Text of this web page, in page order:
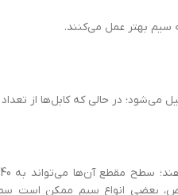
سیم بهتر عمل می‌کنند.
در حالی‌ که کابل‌ها از
بعضی انواع سیم ممکن است